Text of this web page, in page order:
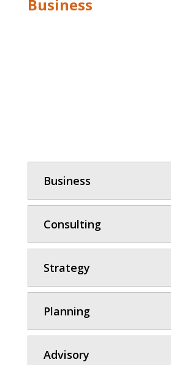
Business
Business
Consulting
Strategy
Planning
Advisory